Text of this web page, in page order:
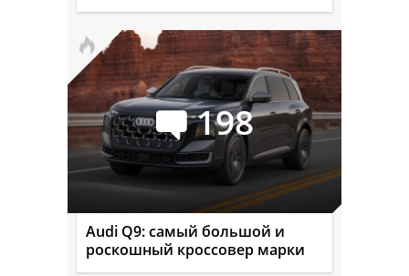
198
Audi Q9: самый большой и
роскошный кроссовер марки